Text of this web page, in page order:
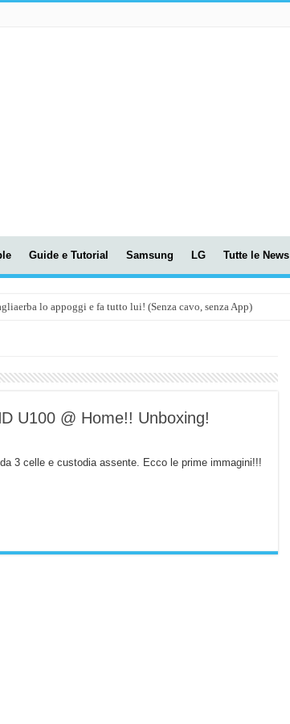
Guide e Tutorial Samsung LG Tutte le News
lo appoggi e fa tutto lui! (Senza cavo, senza App)
e molto efficace. Ecco come va in strada
Lampada Letour! – RECENSIONE
bike elettrica biammortizzata.
male? Recensione EarFun Clip 2
sicurezza e controllo da remoto.
U100 @ Home!! Unboxing!
3 celle e custodia assente. Ecco le prime immagini!!!